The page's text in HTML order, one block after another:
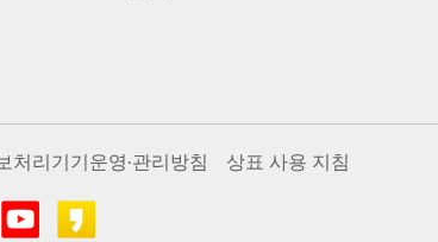
처리기기운영·관리방침 상표 사용 지침